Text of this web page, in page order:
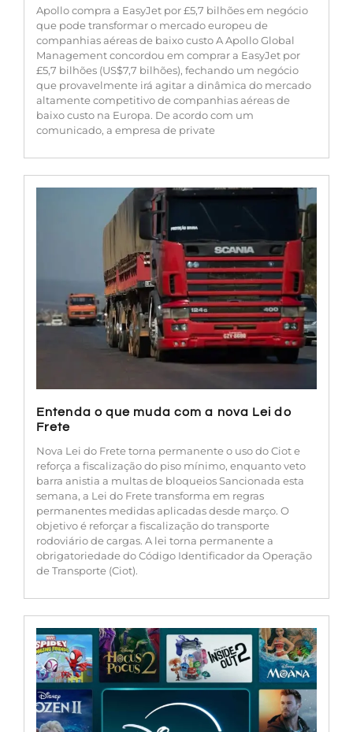
Apollo compra a EasyJet por £5,7 bilhões em negócio
que pode transformar o mercado europeu de
companhias aéreas de baixo custo A Apollo Global
Management concordou em comprar a EasyJet por
£5,7 bilhões (US$7,7 bilhões), fechando um negócio
que provavelmente irá agitar a dinâmica do mercado
altamente competitivo de companhias aéreas de
baixo custo na Europa. De acordo com um
comunicado, a empresa de private
Entenda o que muda com a nova Lei do
Frete
Nova Lei do Frete torna permanente o uso do Ciot e
reforça a fiscalização do piso mínimo, enquanto veto
barra anistia a multas de bloqueios Sancionada esta
semana, a Lei do Frete transforma em regras
permanentes medidas aplicadas desde março. O
objetivo é reforçar a fiscalização do transporte
rodoviário de cargas. A lei torna permanente a
obrigatoriedade do Código Identificador da Operação
de Transporte (Ciot).